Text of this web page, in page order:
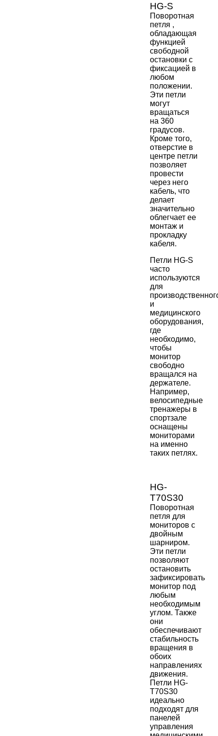
HG-S
Поворотная
петля ,
обладающая
функцией
свободной
остановки с
фиксацией в
любом
положении.
Эти петли
могут
вращаться
на 360
градусов.
Кроме того,
отверстие в
центре петли
позволяет
провести
через него
кабель, что
делает
значительно
облегчает ее
монтаж и
прокладку
кабеля.
Петли HG-S
часто
используются
для
и
медицинского
оборудования,
где
необходимо,
чтобы
монитор
свободно
вращался на
держателе.
Например,
велосипедные
тренажеры в
спортзале
оснащены
мониторами
на именно
таких петлях.
HG-
T70S30
Поворотная
петля для
мониторов с
двойным
шарниром.
Эти петли
позволяют
остановить
зафиксировать
монитор под
любым
необходимым
углом. Также
они
обеспечивают
стабильность
вращения в
обоих
направлениях
движения.
Петли HG-
T70S30
идеально
подходят для
панелей
управления